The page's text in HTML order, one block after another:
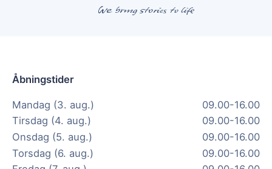
Åbningstider
Mandag (3. aug.)
09.00-16.00
Tirsdag (4. aug.)
09.00-16.00
Onsdag (5. aug.)
09.00-16.00
Torsdag (6. aug.)
09.00-16.00